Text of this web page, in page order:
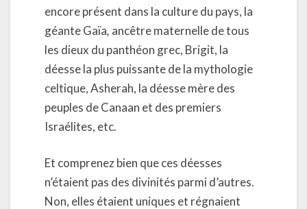
encore présent dans la culture du pays, la
géante Gaïa, ancêtre maternelle de tous
les dieux du panthéon grec, Brigit, la
déesse la plus puissante de la mythologie
celtique, Asherah, la déesse mère des
peuples de Canaan et des premiers
Israélites, etc.
Et comprenez bien que ces déesses
n’étaient pas des divinités parmi d’autres.
Non, elles étaient uniques et régnaient